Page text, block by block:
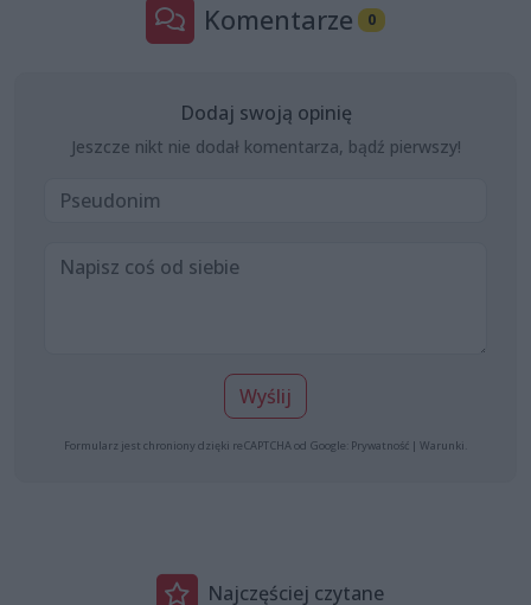
Komentarze 0
Dodaj swoją opinię
Jeszcze nikt nie dodał komentarza, bądź pierwszy!
Wyślij
Formularz jest chroniony dzięki reCAPTCHA od Google: Prywatność | Warunki
Najczęściej czytane